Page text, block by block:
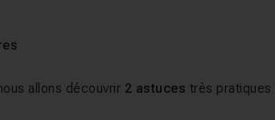
allons découvrir 2 astuces très pratiques